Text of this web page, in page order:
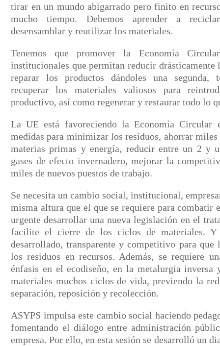
tirar en un mundo abigarrado pero finito en
mucho tiempo. Debemos aprender a
desensamblar y reutilizar los materiales.
Tenemos que promover la Economía
institucionales que permitan reducir
reparar los productos dándoles una segunda,
recuperar los materiales valiosos para
productivo, así como regenerar y restaurar todo lo
La UE está favoreciendo la Economía Circular
medidas para minimizar los residuos, ahorrar
materias primas y energía, reducir entre un 2 y
gases de efecto invernadero, mejorar la
miles de nuevos puestos de trabajo.
Se necesita un cambio social, institucional,
misma altura que el que se requiere para combatir
urgente desarrollar una nueva legislación en el
facilite el cierre de los ciclos de materiales. Y
desarrollado, transparente y competitivo para que
los residuos en recursos. Además, se requiere
énfasis en el ecodiseño, en la metalurgia inversa
materiales muchos ciclos de vida, previendo la
separación, reposición y recolección.
ASYPS impulsa este cambio social haciendo
fomentando el diálogo entre administración
empresa. Por ello, en esta sesión se desarrolló un